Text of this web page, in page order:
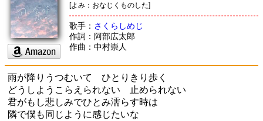
[よみ：おなじくものした]
歌手： さくらしめじ
作詞：阿部広太郎
作曲：中村崇人
雨が降りうつむいて ひとりきり歩く
どうしようこらえられない 止められない
君がもし悲しみでひとみ濡らす時は
隣で僕も同じように感じたいな